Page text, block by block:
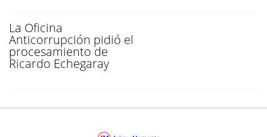
La Oficina
Anticorrupción pidió el
procesamiento de
Ricardo Echegaray